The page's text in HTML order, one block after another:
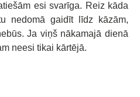
esi svarīga. Reiz kāda
nedomā gaidīt līdz kāzām,
Ja viņš nākamajā dienā
neesi tikai kārtējā.